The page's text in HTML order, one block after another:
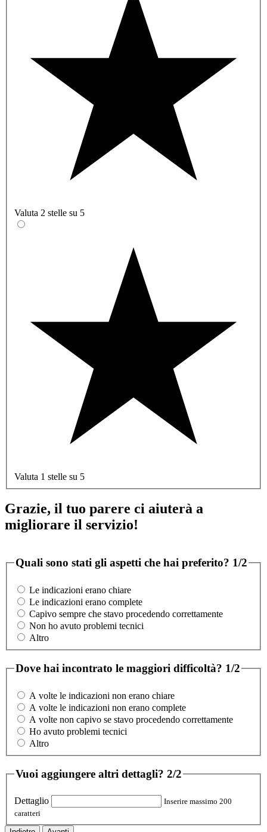
Valuta 2 stelle su 5
Valuta 1 stelle su 5
Grazie, il tuo parere ci aiuterà a
migliorare il servizio!
Quali sono stati gli aspetti che hai preferito? 1/2
Le indicazioni erano chiare
Le indicazioni erano complete
Capivo sempre che stavo procedendo correttamente
Non ho avuto problemi tecnici
Altro
Dove hai incontrato le maggiori difficoltà? 1/2
A volte le indicazioni non erano chiare
A volte le indicazioni non erano complete
A volte non capivo se stavo procedendo correttamente
Ho avuto problemi tecnici
Altro
Vuoi aggiungere altri dettagli? 2/2
Dettaglio
Inserire massimo 200
caratteri